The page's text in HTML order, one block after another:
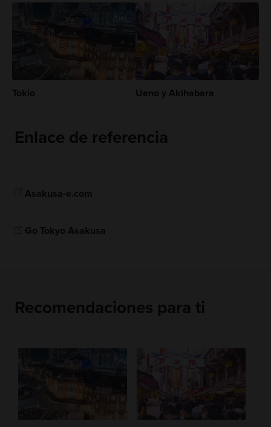
Tokio Ueno y Akihabara
Enlace de referencia
Asakusa-e.com
Go Tokyo Asakusa
Recomendaciones para ti